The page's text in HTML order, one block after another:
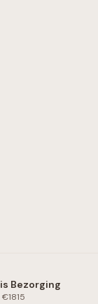
Bezorging